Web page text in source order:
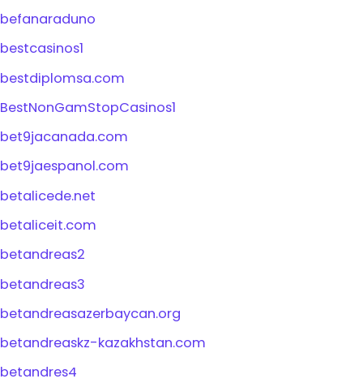
befanaraduno
bestcasinos1
bestdiplomsa.com
BestNonGamStopCasinos1
bet9jacanada.com
bet9jaespanol.com
betalicede.net
betaliceit.com
betandreas2
betandreas3
betandreasazerbaycan.org
betandreaskz-kazakhstan.com
betandres4